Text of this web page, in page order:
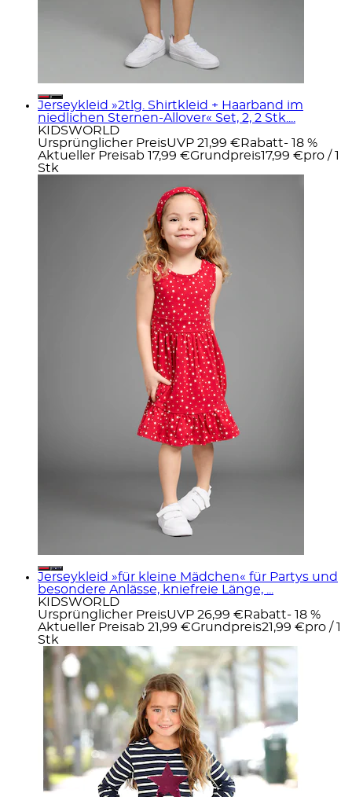
Jerseykleid »2tlg. Shirtkleid + Haarband im
niedlichen Sternen-Allover« Set, 2, 2 Stk....
KIDSWORLD
Ursprünglicher PreisUVP 21,99 € Rabatt- 18 %
Aktueller Preisab 17,99 €Grundpreis17,99 €pro / 1
Stk
Jerseykleid »für kleine Mädchen« für Partys und
besondere Anlässe, kniefreie Länge, ...
KIDSWORLD
Ursprünglicher PreisUVP 26,99 € Rabatt- 18 %
Aktueller Preisab 21,99 €Grundpreis21,99 €pro / 1
Stk